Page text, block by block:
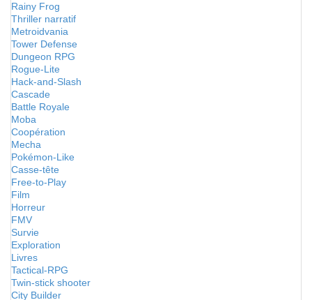
Rainy Frog
Thriller narratif
Metroidvania
Tower Defense
Dungeon RPG
Rogue-Lite
Hack-and-Slash
Cascade
Battle Royale
Moba
Coopération
Mecha
Pokémon-Like
Casse-tête
Free-to-Play
Film
Horreur
FMV
Survie
Exploration
Livres
Tactical-RPG
Twin-stick shooter
City Builder